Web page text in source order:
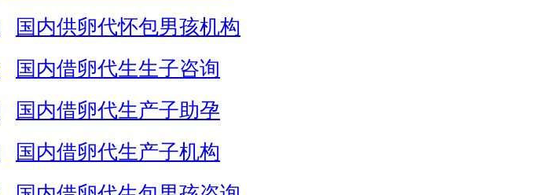
国内供卵代怀包男孩机构
国内借卵代生生子咨询
国内借卵代生产子助孕
国内借卵代生产子机构